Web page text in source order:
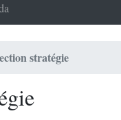
stratégie